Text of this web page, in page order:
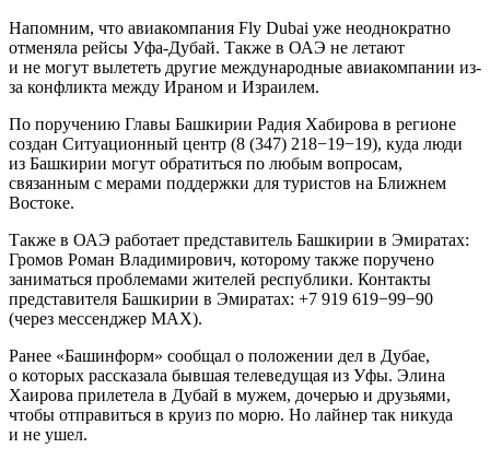
Напомним, что авиакомпания Fly Dubai уже неоднократно
отменяла рейсы Уфа-Дубай. Также в ОАЭ не летают
и не могут вылететь другие международные авиакомпании из-
за конфликта между Ираном и Израилем.
По поручению Главы Башкирии Радия Хабирова в регионе
создан Ситуационный центр (8 (347) 218−19−19), куда люди
из Башкирии могут обратиться по любым вопросам,
связанным с мерами поддержки для туристов на Ближнем
Востоке.
Также в ОАЭ работает представитель Башкирии в Эмиратах:
Громов Роман Владимирович, которому также поручено
заниматься проблемами жителей республики. Контакты
представителя Башкирии в Эмиратах: +7 919 619−99−90
(через мессенджер MAX).
Ранее «Башинформ» сообщал о положении дел в Дубае,
о которых рассказала бывшая телеведущая из Уфы. Элина
Хаирова прилетела в Дубай в мужем, дочерью и друзьями,
чтобы отправиться в круиз по морю. Но лайнер так никуда
и не ушел.